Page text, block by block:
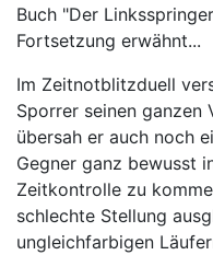
Buch "Der
Fortsetzung erwähnt...
Im Zeitnotblitzduell
Sporrer seinen ganzen
übersah er auch noch
Gegner ganz bewusst
Zeitkontrolle zu
schlechte Stellung
ungleichfarbigen